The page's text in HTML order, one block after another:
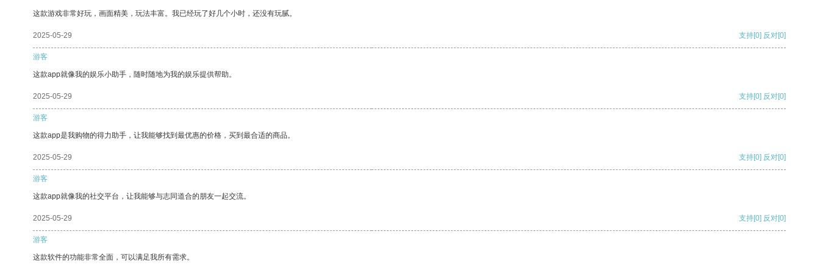
这款游戏非常好玩，画面精美，玩法丰富。我已经玩了好几个小时，还没有玩腻。
2025-05-29 支持[0] 反对[0]
游客
这款app就像我的娱乐小助手，随时随地为我的娱乐提供帮助。
2025-05-29 支持[0] 反对[0]
游客
这款app是我购物的得力助手，让我能够找到最优惠的价格，买到最合适的商品。
2025-05-29 支持[0] 反对[0]
游客
这款app就像我的社交平台，让我能够与志同道合的朋友一起交流。
2025-05-29 支持[0] 反对[0]
游客
这款软件的功能非常全面，可以满足我所有需求。